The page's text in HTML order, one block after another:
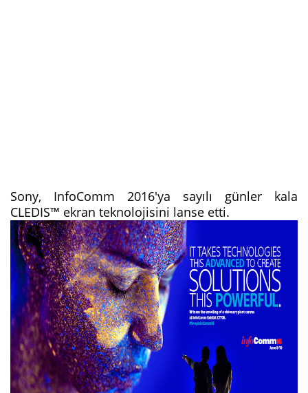
Sony, InfoComm 2016'ya sayılı günler kala
CLEDIS™ ekran teknolojisini lanse etti.